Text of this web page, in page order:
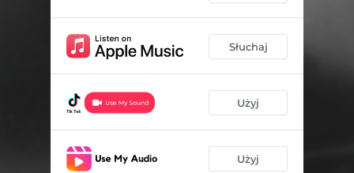
Słuchaj
Użyj
Użyj